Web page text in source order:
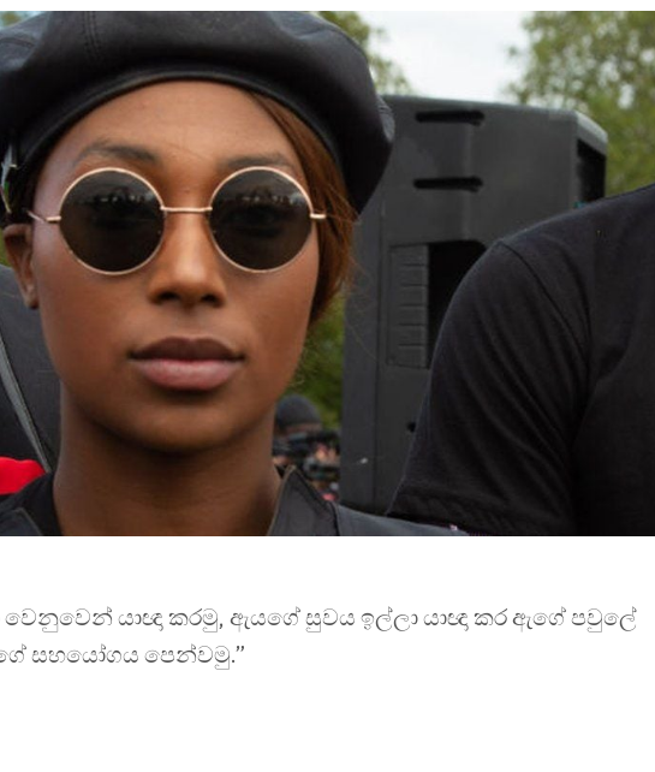
යාඥා කරමු, ඇයගේ සුවය ඉල්ලා යාඥා කර ඇගේ පවුලේ
සහයෝගය පෙන්වමු.”